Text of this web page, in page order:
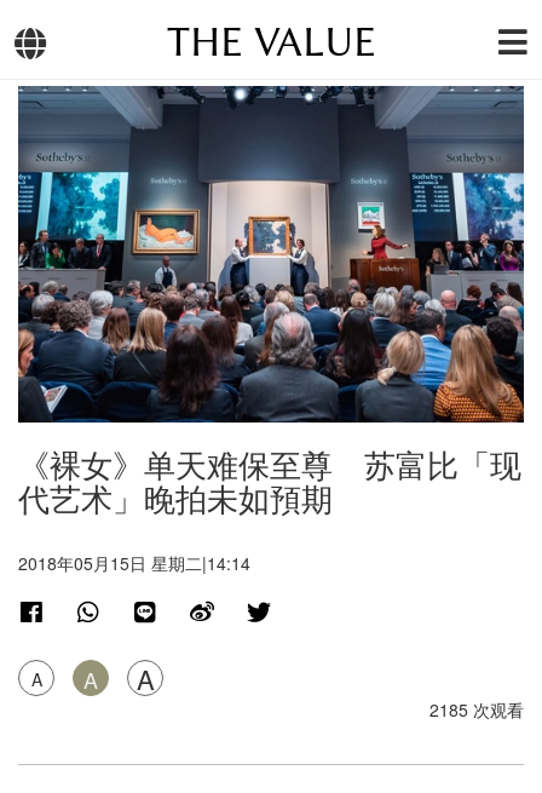
THE VALUE
《裸女》单天难保至尊 苏富比「现
代艺术」晚拍未如預期
2018年05月15日 星期二|14:14
A A A
2185 次观看